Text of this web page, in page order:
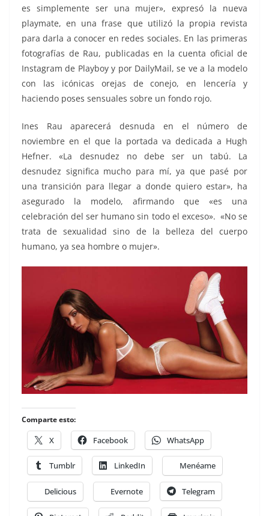
es simplemente ser una mujer», expresó la nueva
playmate, en una frase que utilizó la propia revista
para darla a conocer en redes sociales. En las primeras
fotografías de Rau, publicadas en la cuenta oficial de
Instagram de Playboy y por DailyMail, se ve a la modelo
con las icónicas orejas de conejo, en lencería y
haciendo poses sensuales sobre un fondo rojo.
Ines Rau aparecerá desnuda en el número de
noviembre en el que la portada va dedicada a Hugh
Hefner. «La desnudez no debe ser un tabú. La
desnudez significa mucho para mí, ya que pasé por
una transición para llegar a donde quiero estar», ha
asegurado la modelo, afirmando que «es una
celebración del ser humano sin todo el exceso». «No se
trata de sexualidad sino de la belleza del cuerpo
humano, ya sea hombre o mujer».
Comparte esto:
X Facebook WhatsApp
Tumblr LinkedIn Menéame
Delicious Evernote Telegram